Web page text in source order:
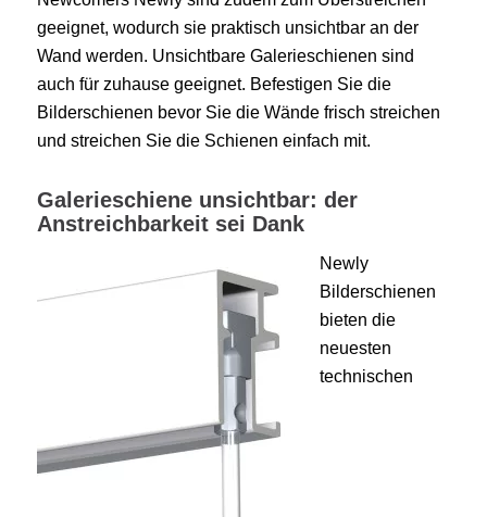
geeignet, wodurch sie praktisch unsichtbar an der
Wand werden. Unsichtbare Galerieschienen sind
auch für zuhause geeignet. Befestigen Sie die
Bilderschienen bevor Sie die Wände frisch streichen
und streichen Sie die Schienen einfach mit.
Galerieschiene unsichtbar: der
Anstreichbarkeit sei Dank
Newly
Bilderschienen
bieten die
neuesten
technischen